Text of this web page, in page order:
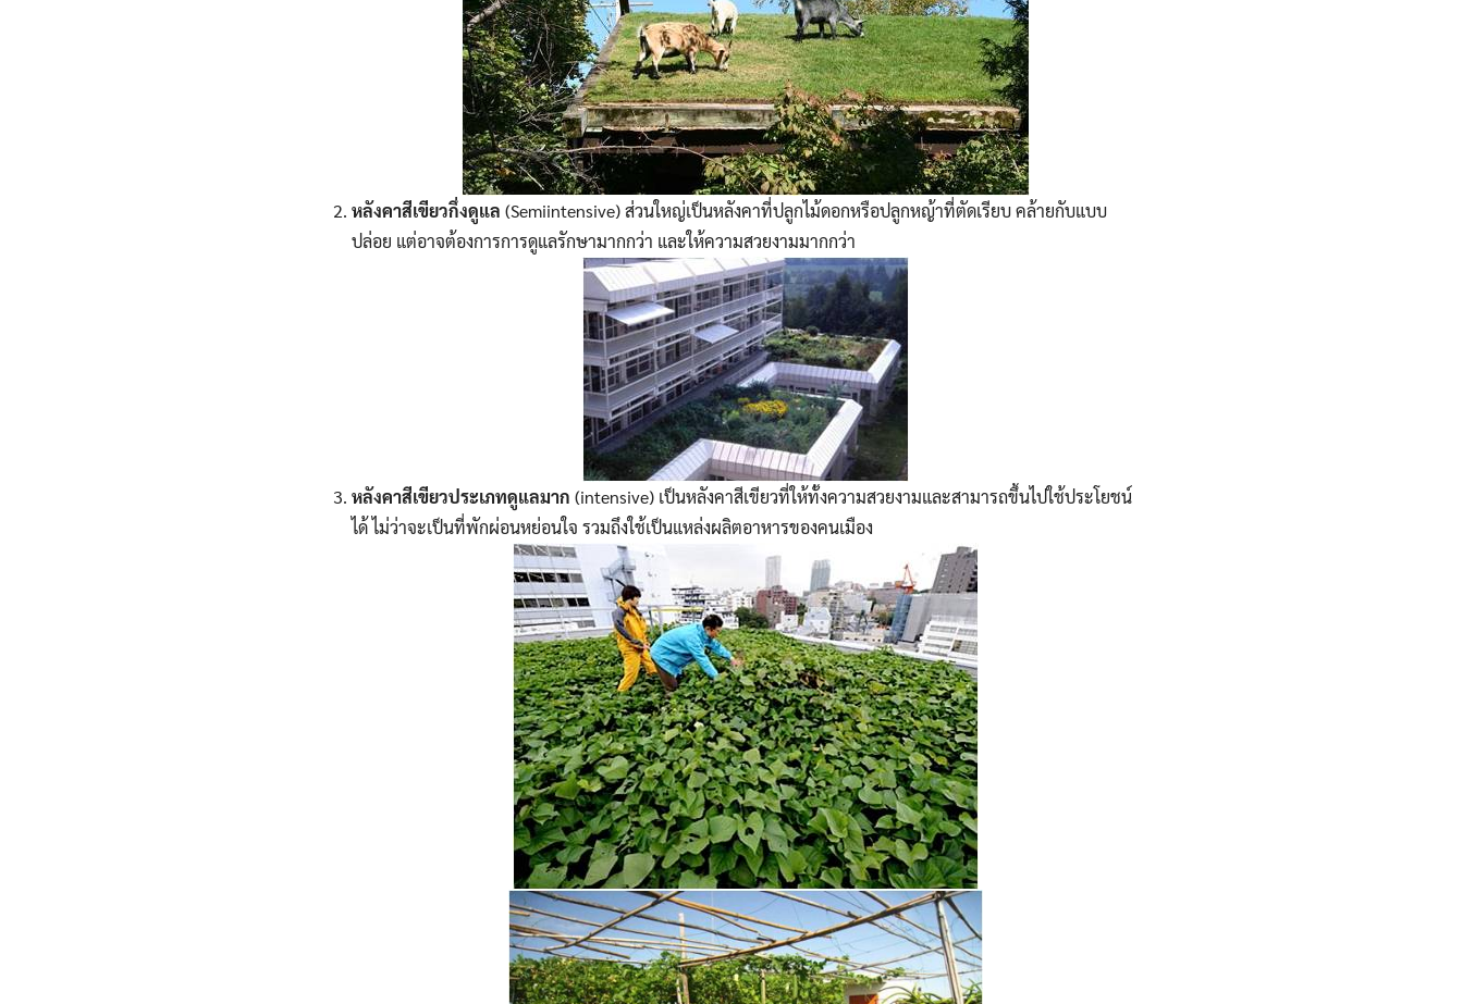
Search
for: Search
หลังคาสีเขียวกึ่งดูแล (Semiintensive) ส่วนใหญ่เป็นหลังคาที่ปลูกไม้ดอกหรือปลูกหญ้าที่ตัดเรียบ คล้ายกับแบบ
ปล่อย แต่อาจต้องการการดูแลรักษามากกว่า และให้ความสวยงามมากกว่า
หลังคาสีเขียวประเภทดูแลมาก (intensive) เป็นหลังคาสีเขียวที่ให้ทั้งความสวยงามและสามารถขึ้นไปใช้ประโยชน์
ได้ ไม่ว่าจะเป็นที่พักผ่อนหย่อนใจ รวมถึงใช้เป็นแหล่งผลิตอาหารของคนเมือง